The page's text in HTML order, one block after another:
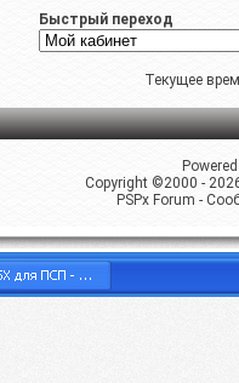
Быстрый переход
Текущее
Copyright ©2000 -
PSPx Forum -